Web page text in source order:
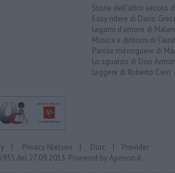
Storie dell'altro secolo
Easy ridere di Dario
Legami d'amore di
Musica e dintorni di
Parole milonguere di
Lo sguardo di Don
Leggere di Roberto Cerri
| Privacy Nielsen | Durc | Provider
del 27.09.2013. Powered byAperion.it